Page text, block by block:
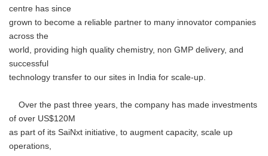
centre has since
grown to become a reliable partner to many innovator companies
across the
world, providing high quality chemistry, non GMP delivery, and
successful
technology transfer to our sites in India for scale-up.
Over the past three years, the company has made investments
of over US$120M
as part of its SaiNxt initiative, to augment capacity, scale up
operations,